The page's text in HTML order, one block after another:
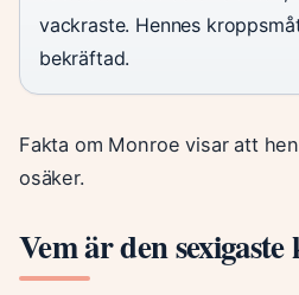
vackraste. Hennes
bekräftad.
Fakta om Monroe visar att
osäker.
Vem är den